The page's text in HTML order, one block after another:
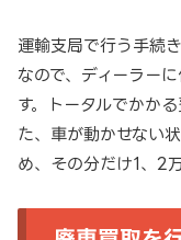
運輸支局で行う手続
なので、ディーラー
す。トータルでかか
た、車が動かせない
め、その分だけ1、2